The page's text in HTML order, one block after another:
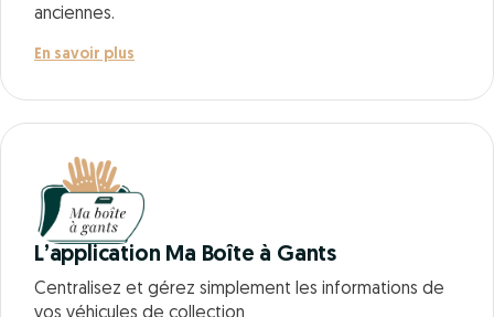
anciennes.
En savoir plus
L’application Ma Boîte à Gants
Centralisez et gérez simplement les informations de